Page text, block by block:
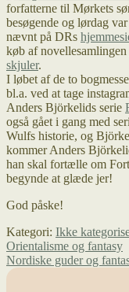
forfatterne til Mørkets
besøgende og lørdag
nævnt på DRs
køb af novellesamlingen
skjuler.
I løbet af de to
bl.a. ved at tage
Anders Björkelids serie
også gået i gang med
Wulfs historie, og
kommer Anders
han skal fortælle om
begynde at glæde jer!
God påske!
Kategori: Ikke
Forrige
indlæg:
Orientalisme og fantasy
Næste
indlæg:
Nordiske guder og